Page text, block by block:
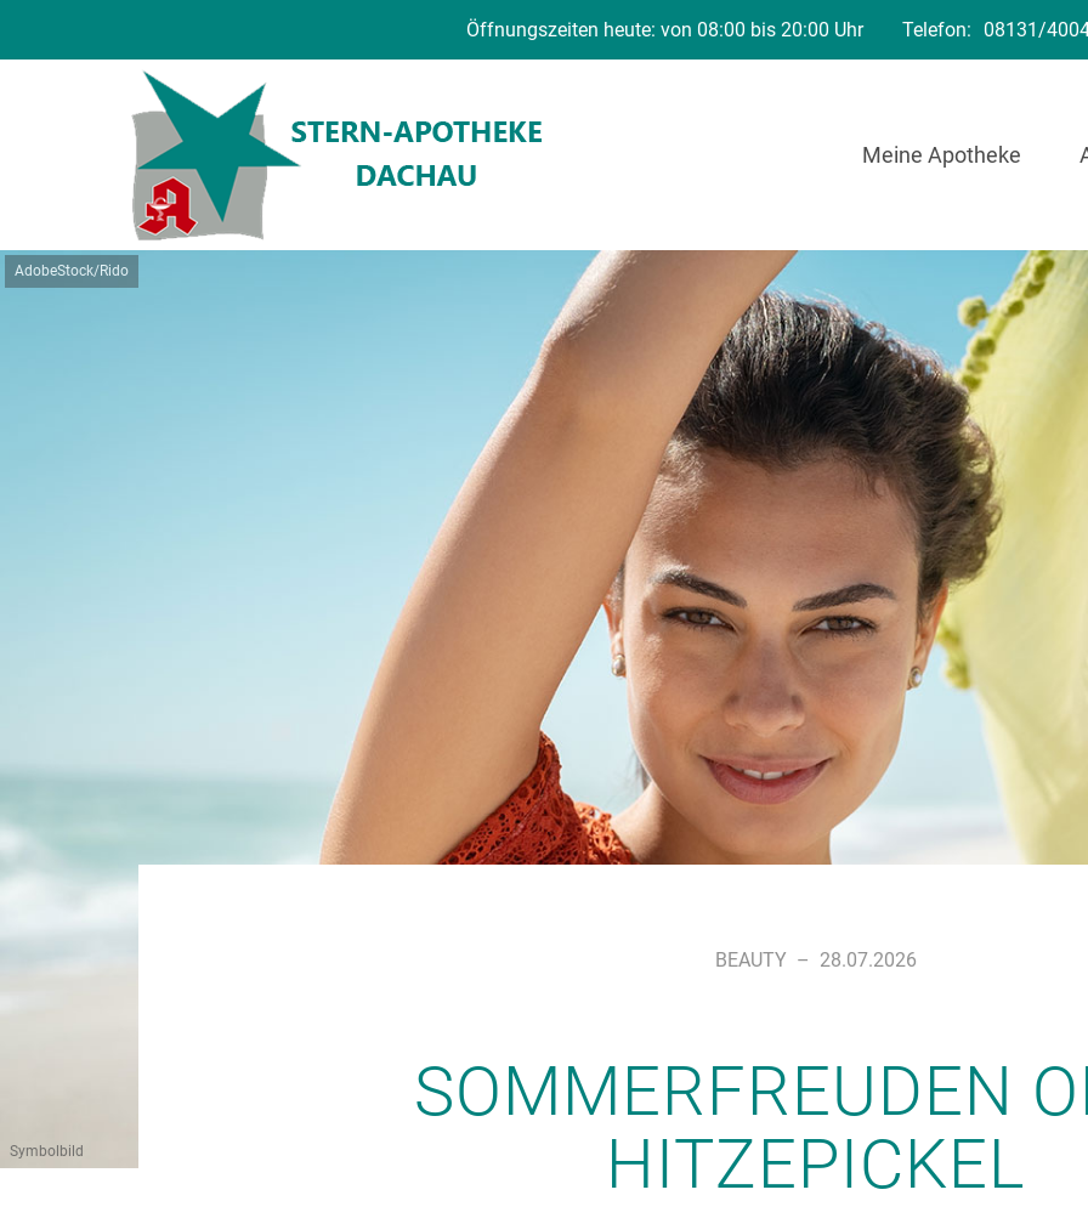
Öffnungszeiten heute: von 08:00 bis 20:00 Uhr Telefon: 08131/
Meine Apotheke
AdobeStock/Rido
Symbolbild
BEAUTY – 28.07.2026
SOMMERFREUDEN
HITZEPICKEL